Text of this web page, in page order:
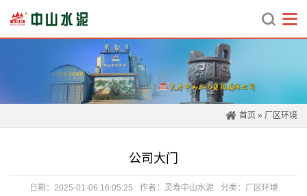
首页 » 厂区环境
公司大门
日期：2025-01-06 16:05:25 作者：灵寿中山水泥 分类：
厂区环境